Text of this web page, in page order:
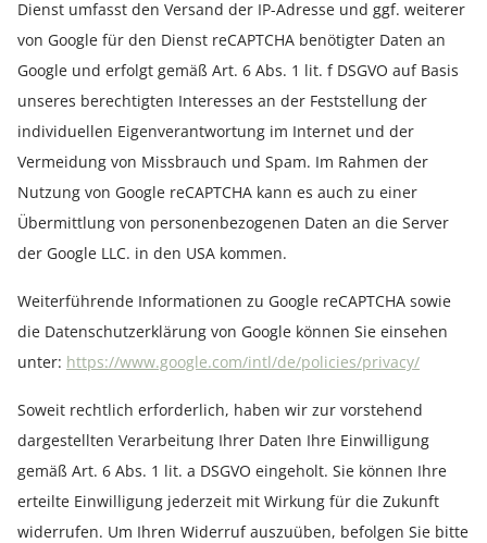
Dienst umfasst den Versand der IP-Adresse und ggf. weiterer
von Google für den Dienst reCAPTCHA benötigter Daten an
Google und erfolgt gemäß Art. 6 Abs. 1 lit. f DSGVO auf Basis
unseres berechtigten Interesses an der Feststellung der
individuellen Eigenverantwortung im Internet und der
Vermeidung von Missbrauch und Spam. Im Rahmen der
Nutzung von Google reCAPTCHA kann es auch zu einer
Übermittlung von personenbezogenen Daten an die Server
der Google LLC. in den USA kommen.
Weiterführende Informationen zu Google reCAPTCHA sowie
die Datenschutzerklärung von Google können Sie einsehen
unter: https://www.google.com/intl/de/policies/privacy/
Soweit rechtlich erforderlich, haben wir zur vorstehend
dargestellten Verarbeitung Ihrer Daten Ihre Einwilligung
gemäß Art. 6 Abs. 1 lit. a DSGVO eingeholt. Sie können Ihre
erteilte Einwilligung jederzeit mit Wirkung für die Zukunft
widerrufen. Um Ihren Widerruf auszuüben, befolgen Sie bitte